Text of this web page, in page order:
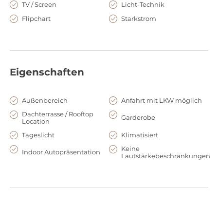
TV / Screen
Licht-Technik
Flipchart
Starkstrom
Eigenschaften
Außenbereich
Anfahrt mit LKW möglich
Dachterrasse / Rooftop
Location
Garderobe
Tageslicht Klimatisiert
Indoor Autopräsentation
Keine
Lautstärkebeschränkungen